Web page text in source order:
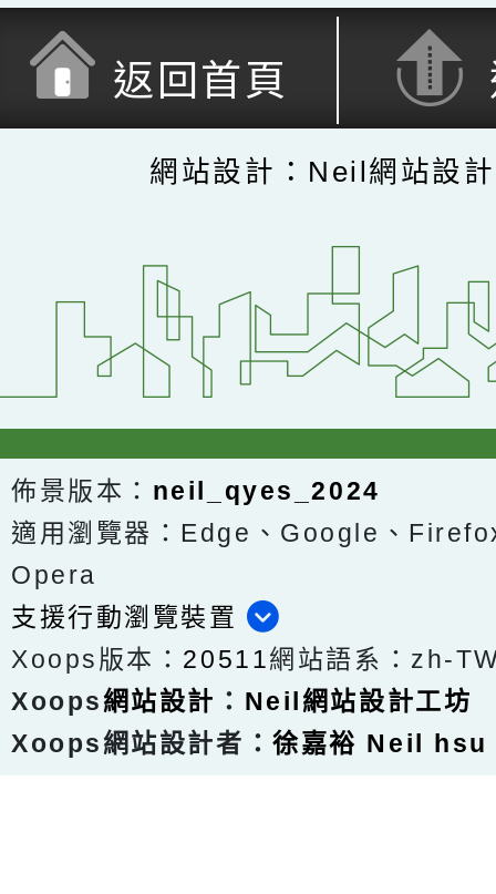
返回首頁
網站設計：Neil網站設
佈景版本： neil_qyes_2024
適用瀏覽器：Edge、Google、
Opera
支援行動瀏覽裝置
Xoops版本： 20511網站語系：zh-
Xoops網站設計 ： Neil網站設計工坊
Xoops網站設計者：徐嘉裕 Neil hsu